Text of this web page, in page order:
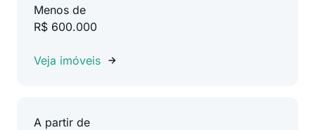
Menos de
R$ 600.000
Veja imóveis
A partir de